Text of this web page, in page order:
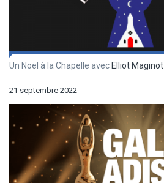
Un Noël à la Chapelle avec Elliot Maginot
21 septembre 2022